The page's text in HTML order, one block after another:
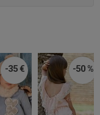
-35 € -50 %